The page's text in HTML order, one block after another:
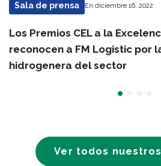
Sala de prensa En diciembre 16, 2022
Los Premios CEL a la
reconocen a FM Logistic por
hidrogenera del sector
Ver todos